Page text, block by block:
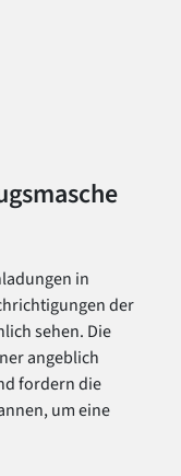
in
der
sehen. Die
angeblich
fordern die
um eine